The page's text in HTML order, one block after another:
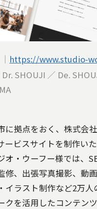
https://www.studio-
SHOUJI ／ De.
に拠点をおく、株式会
ービスサイトを制作い
オ・ウーフー様では、
修、出張写真撮影、動
イラスト制作など2万人
クを活用したコンテン